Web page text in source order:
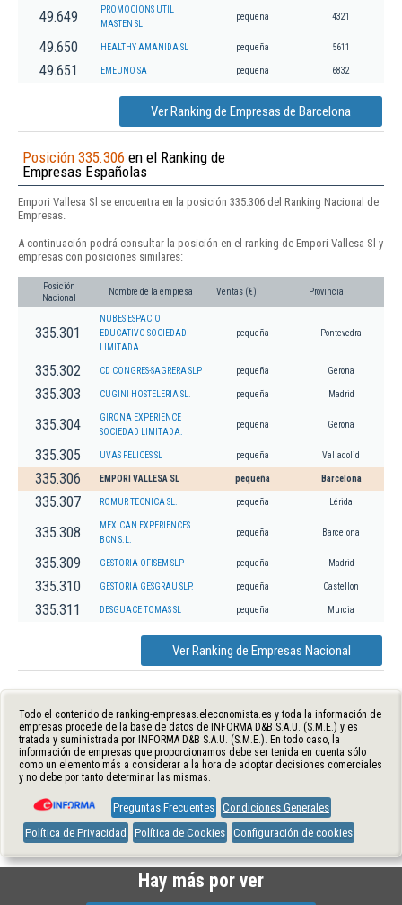
49.649
PROMOCIONS UTIL
MASTEN SL
pequeña 4321
49.650 HEALTHY AMANIDA SL pequeña 5611
49.651 EMEUNO SA pequeña 6832
Ver Ranking de Empresas de Barcelona
Posición 335.306 en el Ranking de
Empresas Españolas
Empori Vallesa Sl se encuentra en la posición 335.306 del Ranking Nacional de
Empresas.
A continuación podrá consultar la posición en el ranking de Empori Vallesa Sl y
empresas con posiciones similares:
Posición
Nacional
Nombre de la empresa Ventas (€) Provincia
335.301
NUBES ESPACIO
EDUCATIVO SOCIEDAD
LIMITADA.
pequeña Pontevedra
335.302 CD CONGRES-SAGRERA SLP pequeña Gerona
335.303 CUGINI HOSTELERIA SL. pequeña Madrid
335.304
GIRONA EXPERIENCE
SOCIEDAD LIMITADA.
pequeña Gerona
335.305 UVAS FELICES SL pequeña Valladolid
335.306 EMPORI VALLESA SL pequeña Barcelona
335.307 ROMUR TECNICA SL. pequeña Lérida
335.308
MEXICAN EXPERIENCES
BCN S.L.
pequeña Barcelona
335.309 GESTORIA OFISEM SLP pequeña Madrid
335.310 GESTORIA GESGRAU SLP. pequeña Castellon
335.311 DESGUACE TOMAS SL pequeña Murcia
Ver Ranking de Empresas Nacional
Todo el contenido de ranking-empresas.eleconomista.es y toda la información de
empresas procede de la base de datos de INFORMA D&B S.A.U. (S.M.E.) y es
tratada y suministrada por INFORMA D&B S.A.U. (S.M.E.). En todo caso, la
información de empresas que proporcionamos debe ser tenida en cuenta sólo
como un elemento más a considerar a la hora de adoptar decisiones comerciales
y no debe por tanto determinar las mismas.
Preguntas Frecuentes Condiciones Generales
Política de Privacidad
Política de Cookies Configuración de cookies
Hay más por ver